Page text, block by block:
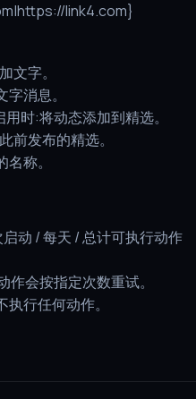
link4.com}
文字。
消息。
用时:将动态添加到精选。
前发布的精选。
称。
动 / 每天 / 总计可执行动作
作会按指定次数重试。
行任何动作。